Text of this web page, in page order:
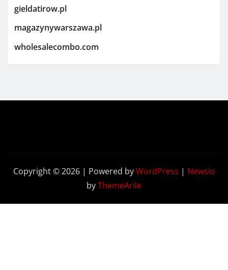
gieldatirow.pl
magazynywarszawa.pl
wholesalecombo.com
Copyright © 2026 | Powered byWordPress | Newsio
byThemeArile